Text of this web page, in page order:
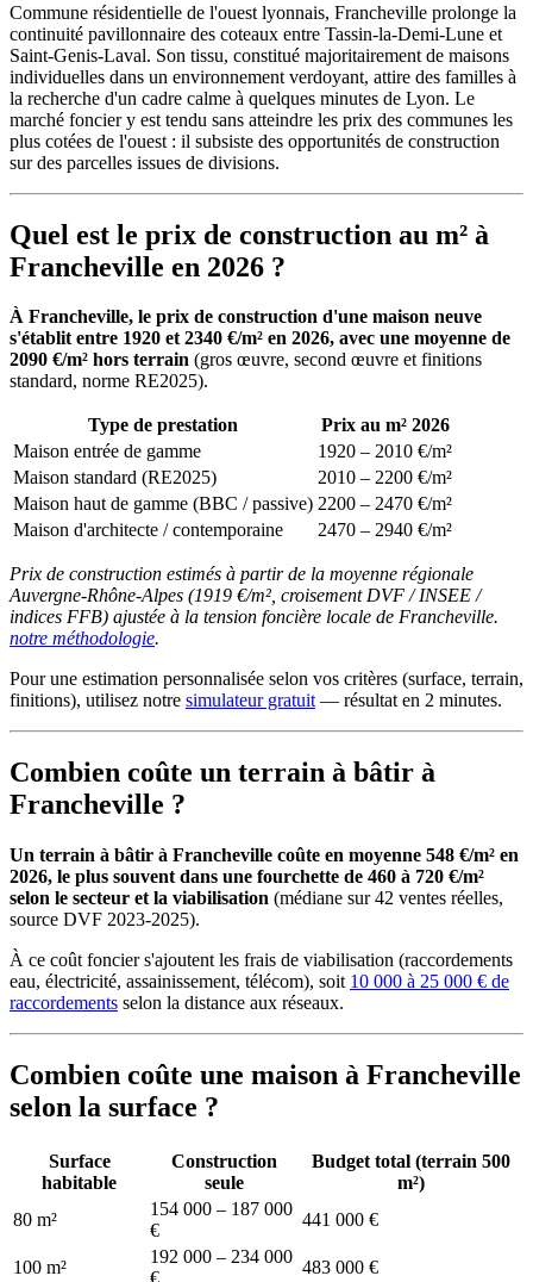
Commune résidentielle de l'ouest lyonnais, Francheville prolonge la
continuité pavillonnaire des coteaux entre Tassin-la-Demi-Lune et
Saint-Genis-Laval. Son tissu, constitué majoritairement de maisons
individuelles dans un environnement verdoyant, attire des familles à
la recherche d'un cadre calme à quelques minutes de Lyon. Le
marché foncier y est tendu sans atteindre les prix des communes les
plus cotées de l'ouest : il subsiste des opportunités de construction
sur des parcelles issues de divisions.
Quel est le prix de construction au m² à
Francheville en 2026 ?
À Francheville, le prix de construction d'une maison neuve
s'établit entre 1920 et 2340 €/m² en 2026, avec une moyenne de
2090 €/m² hors terrain (gros œuvre, second œuvre et finitions
standard, norme RE2025).
Type de prestation
Prix au m² 2026
Maison entrée de gamme
1920 – 2010 €/m²
Maison standard (RE2025)
2010 – 2200 €/m²
Maison haut de gamme (BBC / passive) 2200 – 2470 €/m²
Maison d'architecte / contemporaine
2470 – 2940 €/m²
Prix de construction estimés à partir de la moyenne régionale
Auvergne-Rhône-Alpes (1919 €/m², croisement DVF / INSEE /
indices FFB) ajustée à la tension foncière locale de Francheville.
notre méthodologie.
Pour une estimation personnalisée selon vos critères (surface, terrain,
finitions), utilisez notre simulateur gratuit— résultat en 2 minutes.
Combien coûte un terrain à bâtir à
Francheville ?
Un terrain à bâtir à Francheville coûte en moyenne 548 €/m² en
2026, le plus souvent dans une fourchette de 460 à 720 €/m²
selon le secteur et la viabilisation (médiane sur 42 ventes réelles,
source DVF 2023-2025).
À ce coût foncier s'ajoutent les frais de viabilisation (raccordements
eau, électricité, assainissement, télécom), soit 10 000 à 25 000 € de
raccordements selon la distance aux réseaux.
Combien coûte une maison à Francheville
selon la surface ?
Surface
habitable
Construction
seule
Budget total (terrain 500
m²)
80 m²
154 000 – 187 000
€
441 000 €
100 m²
192 000 – 234 000
€
483 000 €